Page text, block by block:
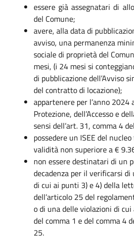
essere già assegnatari di
del Comune;
avere, alla data di
avviso, una permanenza
sociale di proprietà del
mesi, (i 24 mesi si
di pubblicazione dell’Avviso
del contratto di locazione);
appartenere per l’anno 2024
Protezione, dell’Accesso e
sensi dell’art. 31, comma 4
possedere un ISEE del
validità non superiore a €
non essere destinatari di un
decadenza per il verificarsi di
di cui ai punti 3) e 4) della
dell’articolo 25 del
o di una delle violazioni di
del comma 1 e del comma 4
25.